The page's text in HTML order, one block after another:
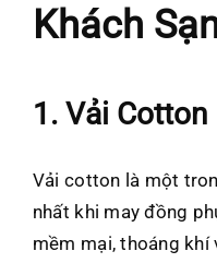
Khách
1. Vải Cotton
Vải cotton là một
nhất khi may đồng
mềm mại, thoáng khí